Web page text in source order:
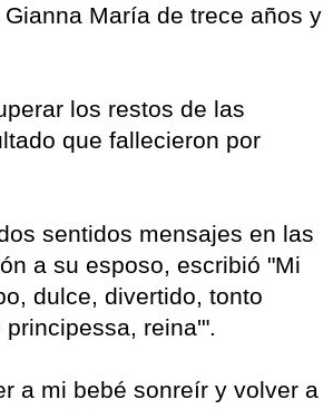
María de trece años y
los restos de las
que fallecieron por
sentidos mensajes en las
a su esposo, escribió "Mi
dulce, divertido, tonto
reina'".
a mi bebé sonreír y volver a